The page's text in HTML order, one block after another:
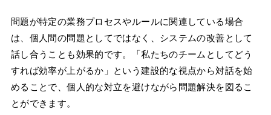
問題が特定の業務プロセスやルールに関連している場合
は、個人間の問題としてではなく、システムの改善として
話し合うことも効果的です。「私たちのチームとしてどう
すれば効率が上がるか」という建設的な視点から対話を始
めることで、個人的な対立を避けながら問題解決を図るこ
とができます。